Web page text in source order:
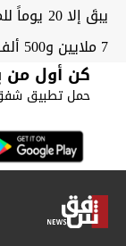
يبقَ
7 ملايين و500 ألف مواطن حدثوا بياناتهم لغاية الآن.
كن أول من
حمل تطبيق شفق